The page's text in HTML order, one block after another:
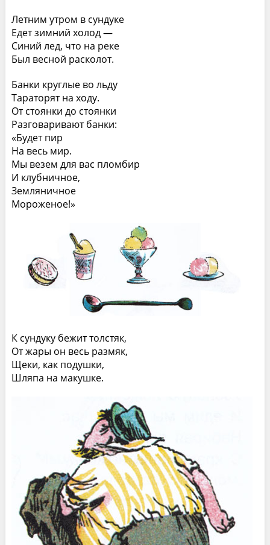
Летним утром в сундуке
Едет зимний холод —
Синий лед, что на реке
Был весной расколот.
Банки круглые во льду
Тараторят на ходу.
От стоянки до стоянки
Разговаривают банки:
«Будет пир
На весь мир.
Мы везем для вас пломбир
И клубничное,
Земляничное
Мороженое!»
К сундуку бежит толстяк,
От жары он весь размяк,
Щеки, как подушки,
Шляпа на макушке.